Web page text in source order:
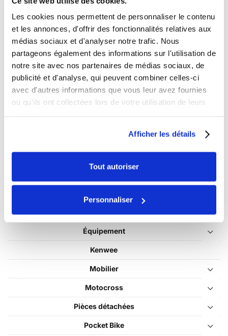
Les cookies nous permettent de personnaliser le contenu
et les annonces, d'offrir des fonctionnalités relatives aux
médias sociaux et d'analyser notre trafic. Nous
partageons également des informations sur l'utilisation de
notre site avec nos partenaires de médias sociaux, de
publicité et d'analyse, qui peuvent combiner celles-ci
avec d'autres informations que vous leur avez fournies
ou qu'ils ont collectées lors de votre utilisation de leurs
Afficher les détails
Tout autoriser
Personnaliser
Filtrer les articles :
Équipement
Kenwee
Mobilier
Motocross
Pièces détachées
Pocket Bike
Découvrez notre guide durite de frein de haute qualité
pour un entretien optimal de votre système de freinage.
Facile à installer et compatible avec de nombreux
modèles de motos et motocross. Commandez dès
maintenant sur Dirt Bike France !
2,00€ Ajouter au panier